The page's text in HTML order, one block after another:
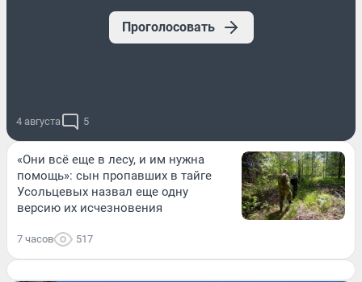
Проголосовать
4 августа 5
«Они всё еще в лесу, и им нужна
помощь»: сын пропавших в тайге
Усольцевых назвал еще одну
версию их исчезновения
7 часов 517